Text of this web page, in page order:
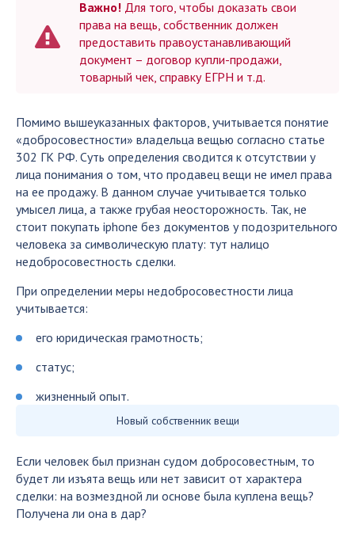
Важно! Для того, чтобы доказать свои
права на вещь, собственник должен
предоставить правоустанавливающий
документ – договор купли-продажи,
товарный чек, справку ЕГРН и т.д.
Помимо вышеуказанных факторов, учитывается понятие
«добросовестности» владельца вещью согласно статье
302 ГК РФ. Суть определения сводится к отсутствии у
лица понимания о том, что продавец вещи не имел права
на ее продажу. В данном случае учитывается только
умысел лица, а также грубая неосторожность. Так, не
стоит покупать iphone без документов у подозрительного
человека за символическую плату: тут налицо
недобросовестность сделки.
При определении меры недобросовестности лица
учитывается:
его юридическая грамотность;
статус;
жизненный опыт.
Новый собственник вещи
Если человек был признан судом добросовестным, то
будет ли изъята вещь или нет зависит от характера
сделки: на возмездной ли основе была куплена вещь?
Получена ли она в дар?